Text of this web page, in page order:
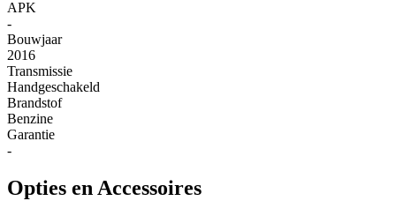
APK
-
Bouwjaar
2016
Transmissie
Handgeschakeld
Brandstof
Benzine
Garantie
-
Opties en Accessoires